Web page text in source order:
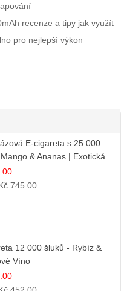
recenze a tipy jak využít
pro nejlepší výkon
E-cigareta s 25 000
& Ananas | Exotická
745.00
12 000 šluků - Rybíz &
Víno